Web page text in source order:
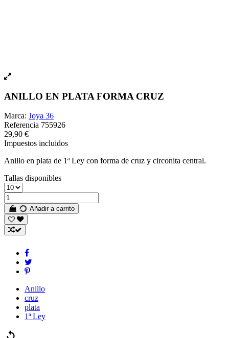
ANILLO EN PLATA FORMA CRUZ
Marca: Joya 36
Referencia 755926
29,90 €
Impuestos incluidos
Anillo en plata de 1ª Ley con forma de cruz y circonita central.
Tallas disponibles
Añadir a carrito
Anillo
cruz
plata
1ª Ley